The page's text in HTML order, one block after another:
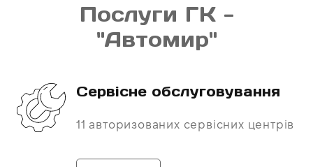
Послуги ГК -
"Автомир"
Сервісне обслуговування
11 авторизованих сервісних центрів